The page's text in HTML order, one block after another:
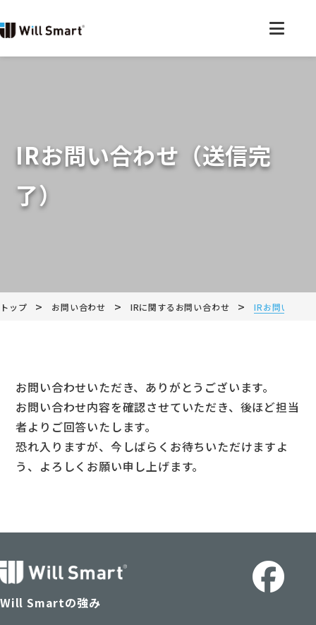
IRお問い合わせ（送信完
了）
トップ > お問い合わせ > IRに関するお問い合わせ > IRお問い合わ
お問い合わせいただき、ありがとうございます。
お問い合わせ内容を確認させていただき、後ほど担当
者よりご回答いたします。
恐れ入りますが、今しばらくお待ちいただけますよ
う、よろしくお願い申し上げます。
Will Smartの強み